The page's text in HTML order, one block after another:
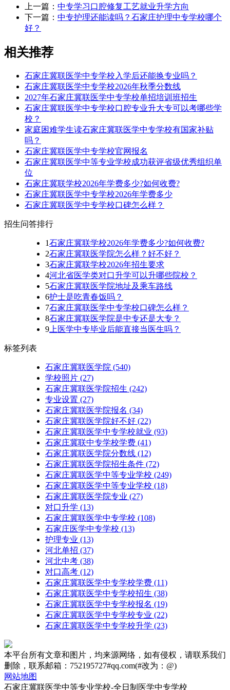
上一篇： 中专学习口腔修复工艺就业升学方向
下一篇： 中专护理还能读吗？石家庄护理中专学校哪个
好？
相关推荐
石家庄冀联医学中专学校入学后还能换专业吗？
石家庄冀联医学中专学校2026年秋季分数线
2027年石家庄冀联医学中专学校单招培训班招生
石家庄冀联医学中专学校口腔专业升大专可以考哪些学
校？
家庭困难学生读石家庄冀联医学中专学校有国家补贴
吗？
石家庄冀联医学中专学校官网报名
石家庄冀联医学中等专业学校成功获评省级优秀组织单
位
石家庄冀联学校2026年学费多少?如何收费?
石家庄冀联医学中专学校2026年学费多少
石家庄冀联医学中专学校口碑怎么样？
招生问答排行
1石家庄冀联学校2026年学费多少?如何收费?
2石家庄冀联医学院怎么样？好不好？
3石家庄冀联学校2026年招生要求
4河北省医学类对口升学可以升哪些院校？
5石家庄冀联医学院地址及乘车路线
6护士是吃青春饭吗？
7石家庄冀联医学中专学校口碑怎么样？
8石家庄冀联医学院是中专还是大专？
9 上医学中专毕业后能直接当医生吗？
标签列表
石家庄冀联医学院 (540)
学校照片 (27)
石家庄冀联医学院招生 (242)
专业设置 (27)
石家庄冀联医学院报名 (34)
石家庄冀联医学院好不好 (22)
石家庄冀联医学中专学校就业 (93)
石家庄冀联中专学校学费 (41)
石家庄冀联医学院分数线 (12)
石家庄冀联医学院招生条件 (72)
石家庄冀联医学中等专业学校 (249)
石家庄冀联医学中等专业学校​ (18)
石家庄冀联医学院专业 (27)
对口升学 (13)
石家庄冀联医学中专学校 (108)
石家庄医学中专学校 (13)
护理专业 (13)
河北单招 (37)
河北中考 (38)
对口高考 (12)
石家庄冀联医学中专学校学费 (11)
石家庄冀联医学中专学校招生 (38)
石家庄冀联医学中专学校报名 (19)
石家庄冀联医学中专学校专业 (22)
石家庄冀联医学中专学校升学 (23)
本平台所有文章和图片，均来源网络，如有侵权，请联系我们
删除，联系邮箱：752195727#qq.com(#改为：@)
网站地图
石家庄冀联医学中等专业学校-全日制医学中专学校